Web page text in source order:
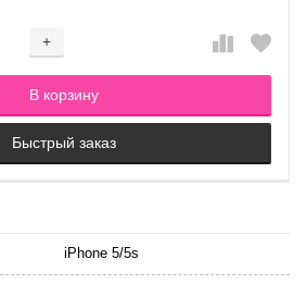
+
Добавляется...
В корзину
Добавлен
Быстрый заказ
iPhone 5/5s